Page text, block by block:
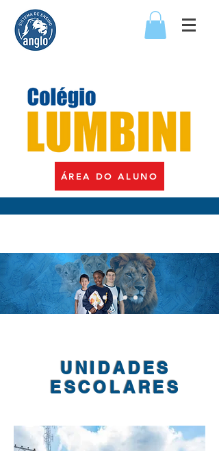
ÁREA DO ALUNO
UNIDADES
ESCOLARES